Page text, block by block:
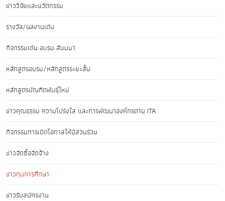
ข่าววิจัยและนวัตกรรม
รางวัล/ผลงานเด่น
กิจกรรมเด่น อบรม สัมมนา
หลักสูตรอบรม/หลักสูตรระยะสั้น
หลักสูตรบัณฑิตพันธุ์ใหม่
ข่าวคุณธรรม ความโปร่งใส และการพัฒนาองค์กรตาม ITA
กิจกรรมการเปิดโอกาสให้มีส่วนร่วม
ข่าวจัดซื้อจัดจ้าง
ข่าวทุนการศึกษา
ข่าวรับสมัครงาน